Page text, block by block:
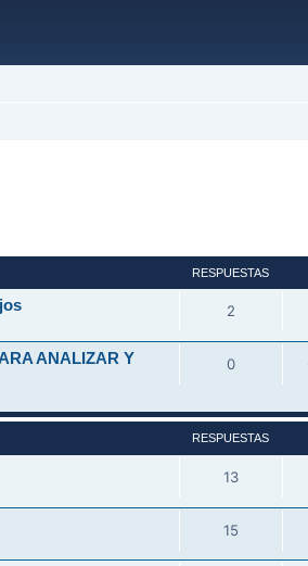
RESPUESTAS
2
ANALIZAR Y
0
RESPUESTAS
13
15